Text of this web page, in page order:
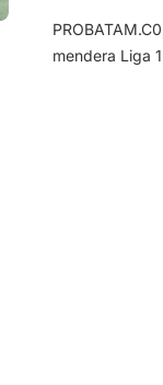
mendera Liga